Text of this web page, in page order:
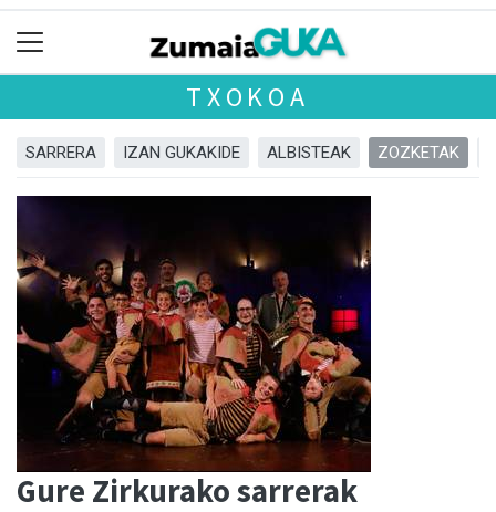
TXOKOA
SARRERA IZAN GUKAKIDE ALBISTEAK ZOZKETAK
Gure Zirkurako sarrerak